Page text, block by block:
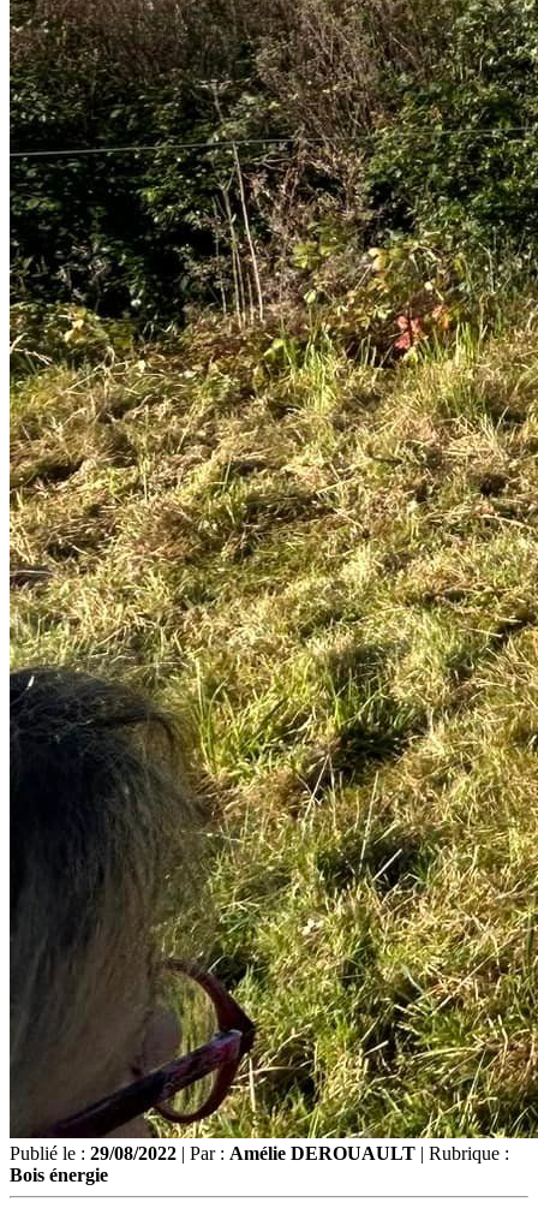
Publié le : 29/08/2022 | Par : Amélie DEROUAULT | Rubrique :
Bois énergie